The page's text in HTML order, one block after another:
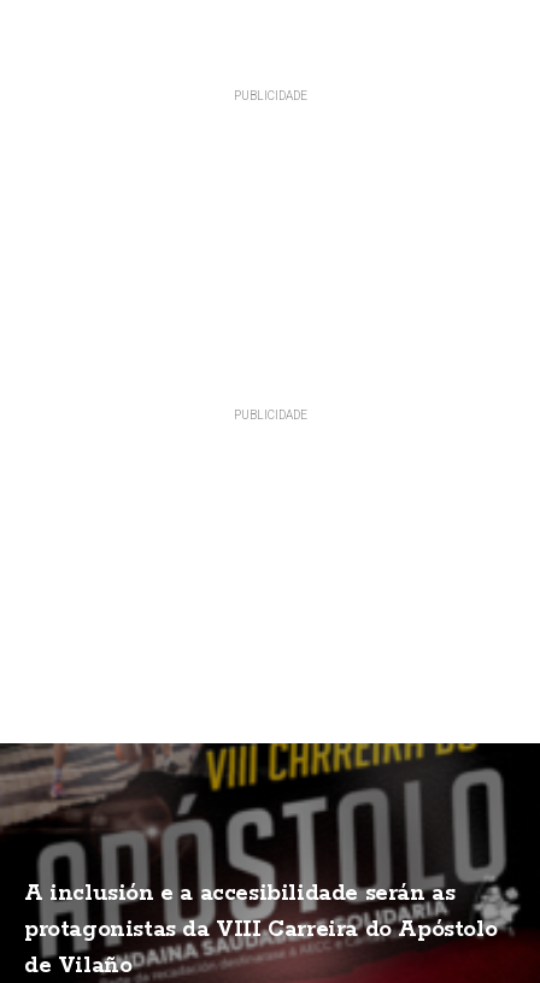
A inclusión e a accesibilidade serán as
protagonistas da VIII Carreira do Apóstolo
de Vilaño